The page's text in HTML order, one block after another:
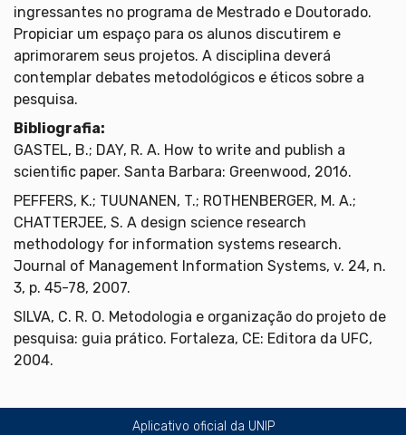
ingressantes no programa de Mestrado e Doutorado.
Propiciar um espaço para os alunos discutirem e
aprimorarem seus projetos. A disciplina deverá
contemplar debates metodológicos e éticos sobre a
pesquisa.
Bibliografia:
GASTEL, B.; DAY, R. A. How to write and publish a
scientific paper. Santa Barbara: Greenwood, 2016.
PEFFERS, K.; TUUNANEN, T.; ROTHENBERGER, M. A.;
CHATTERJEE, S. A design science research
methodology for information systems research.
Journal of Management Information Systems, v. 24, n.
3, p. 45-78, 2007.
SILVA, C. R. O. Metodologia e organização do projeto de
pesquisa: guia prático. Fortaleza, CE: Editora da UFC,
2004.
Aplicativo oficial da UNIP